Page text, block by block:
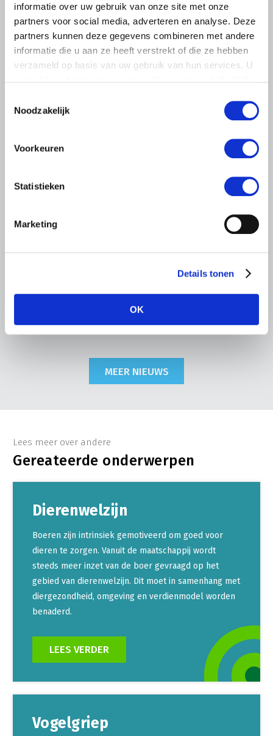
informatie over uw gebruik van onze site met onze
partners voor social media, adverteren en analyse. Deze
partners kunnen deze gegevens combineren met andere
informatie die u aan ze heeft verstrekt of die ze hebben
verzameld op basis van uw gebruik van hun services. U
Noodzakelijk
Voorkeuren
Statistieken
Marketing
Details tonen
OK
BELANGRIJKE INFORMATIE
Droogte raakt vrijwel alle land- en
De aanhoudende droogte en hitte zorgen voor
toenemende problemen in de Nederlandse land- en
vrijwel alle sectoren terug.
MEER NIEUWS
Lees meer over andere
Gereateerde onderwerpen
Dierenwelzijn
Boeren zijn intrinsiek gemotiveerd om goed voor
dieren te zorgen. Vanuit de maatschappij wordt
steeds meer inzet van de boer gevraagd op het
gebied van dierenwelzijn. Dit moet in samenhang met
diergezondheid, omgeving en verdienmodel worden
benaderd.
LEES VERDER
Vogelgriep